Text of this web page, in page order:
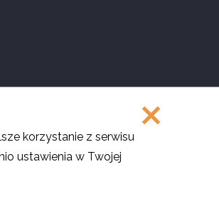
Projekt i realizacjaSMULTRON
korzystanie z serwisu
ustawienia w Twojej